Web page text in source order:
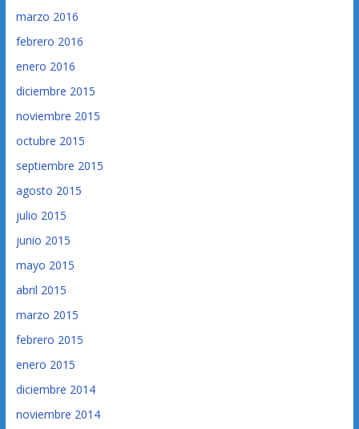
marzo 2016
febrero 2016
enero 2016
diciembre 2015
noviembre 2015
octubre 2015
septiembre 2015
agosto 2015
julio 2015
junio 2015
mayo 2015
abril 2015
marzo 2015
febrero 2015
enero 2015
diciembre 2014
noviembre 2014